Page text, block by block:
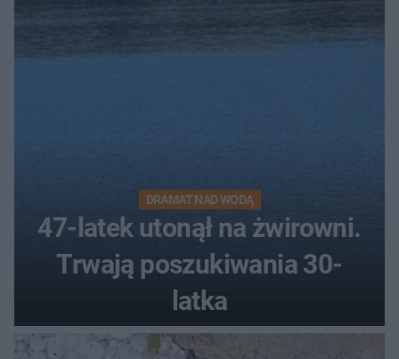
DRAMAT NAD WODĄ
47-latek utonął na żwirowni.
Trwają poszukiwania 30-
latka